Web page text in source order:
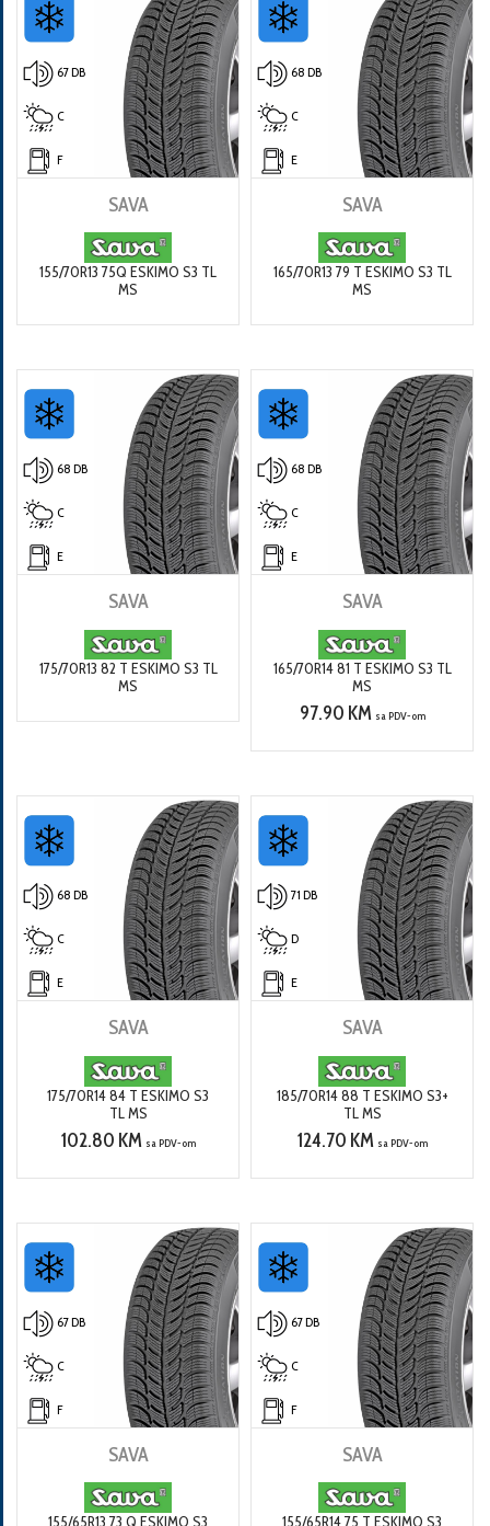
67 DB
C
F
SAVA
155/70R13 75Q ESKIMO S3 TL
MS
68 DB
C
E
SAVA
165/70R13 79 T ESKIMO S3 TL
MS
68 DB
C
E
SAVA
175/70R13 82 T ESKIMO S3 TL
MS
68 DB
C
E
SAVA
165/70R14 81 T ESKIMO S3 TL
MS
97.90 KM sa PDV-om
68 DB
C
E
SAVA
175/70R14 84 T ESKIMO S3
TL MS
102.80 KM sa PDV-om
71 DB
D
E
SAVA
185/70R14 88 T ESKIMO S3+
TL MS
124.70 KM sa PDV-om
67 DB
C
F
SAVA
155/65R13 73 Q ESKIMO S3
67 DB
C
F
SAVA
155/65R14 75 T ESKIMO S3